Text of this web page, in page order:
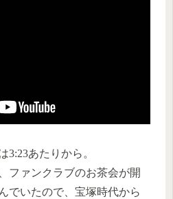
3:23あたりから。
ファンクラブのお茶会が開
でいたので、宝塚時代から